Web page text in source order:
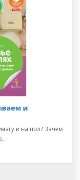
и
и на пол? Зачем